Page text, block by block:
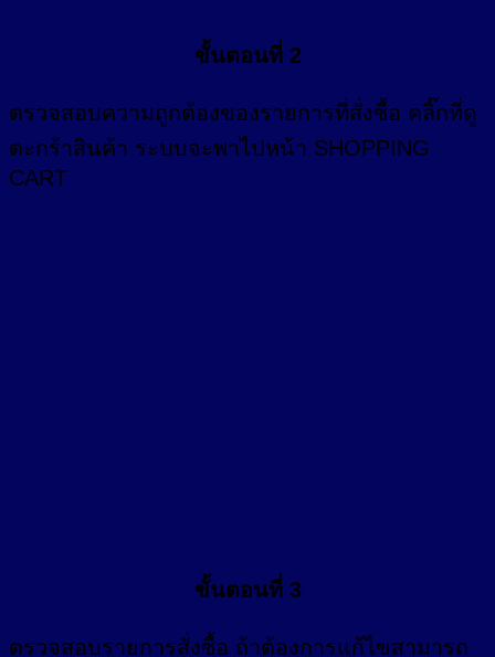
ขั้นตอนที่ 2
ตรวจสอบความถูกต้องของรายการที่สั่งซื้อ คลิ๊กที่ดู
ตะกร้าสินค้า ระบบจะพาไปหน้า SHOPPING
CART
ขั้นตอนที่ 3
ตรวจสอบรายการสั่งซื้อ ถ้าต้องการแก้ไขสามารถ